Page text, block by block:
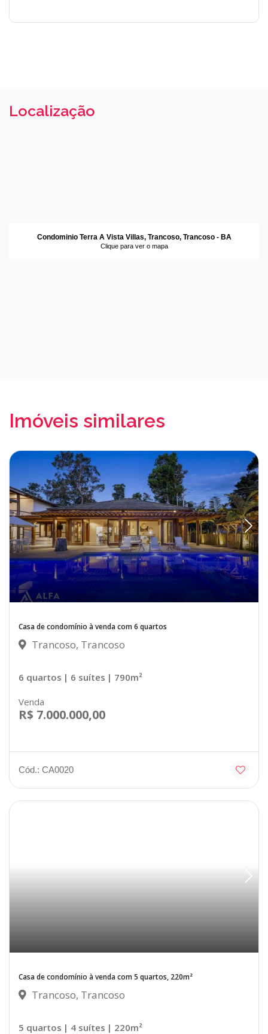
Localização
Condominio Terra A Vista Villas, Trancoso, Trancoso - BA
Clique para ver o mapa
Imóveis similares
Casa de condomínio à venda com 6 quartos
Trancoso, Trancoso
6 quartos | 6 suítes | 790m²
Venda
R$ 7.000.000,00
Cód.: CA0020
Casa de condomínio à venda com 5 quartos, 220m²
Trancoso, Trancoso
5 quartos | 4 suítes | 220m²